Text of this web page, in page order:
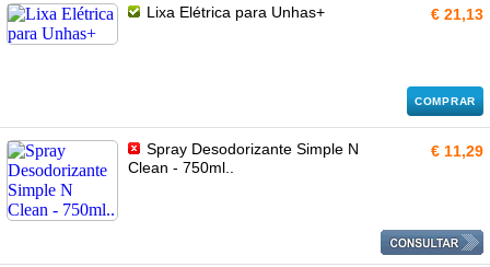
Lixa Elétrica para Unhas+ € 21,13
COMPRAR
Spray Desodorizante Simple N
Clean - 750ml..
€ 11,29